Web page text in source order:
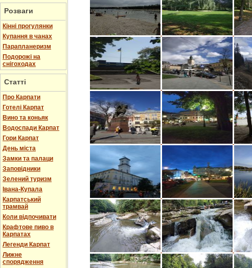
Розваги
Кінні прогулянки
Купання в чанах
Парапланеризм
Подорожі на
снігоходах
Статті
Про Карпати
Готелі Карпат
Вино та коньяк
Водоспади Карпат
Гори Карпат
День міста
Замки та палаци
Заповідники
Зелений туризм
Івана-Купала
Карпатський
трамвай
Коли відпочивати
Крафтове пиво в
Карпатах
Легенди Карпат
Лижне
спорядження